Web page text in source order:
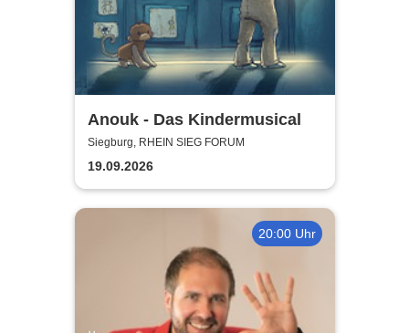
Anouk - Das Kindermusical
Siegburg, RHEIN SIEG FORUM
19.09.2026
20:00 Uhr